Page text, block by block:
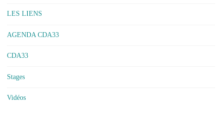
LES LIENS
AGENDA CDA33
CDA33
Stages
Vidéos